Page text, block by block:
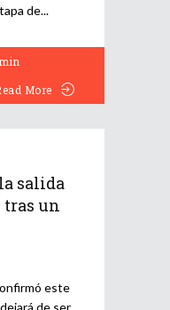
de
More
salida
tras un
este